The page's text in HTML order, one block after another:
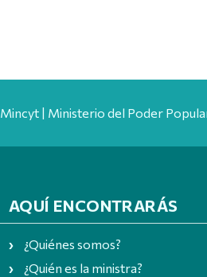
Mincyt | Ministerio del Poder
AQUÍ ENCONTRARÁS
¿Quiénes somos?
¿Quién es la ministra?